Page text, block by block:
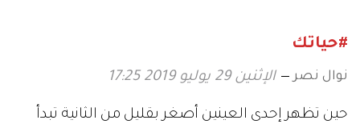
#حياتك
نوال نصر الإثنين 29 يوليو 2019 17:25
حين تظهر إحدى العينين أصغر بقليل من الثانية تبدأ